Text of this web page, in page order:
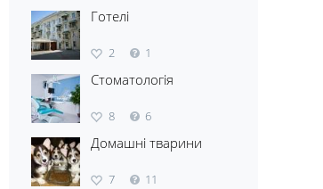
Готелі
2 1
Стоматологія
8 6
Домашні тварини
7 11